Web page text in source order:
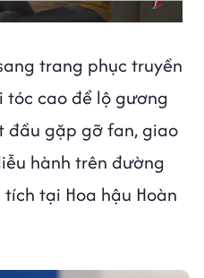
trang phục truyền
tóc cao để lộ gương
đầu gặp gỡ fan, giao
hành trên đường
tại Hoa hậu Hoàn